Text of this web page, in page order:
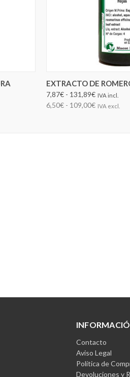
ELEGIR
EXTRACTO DE
7,87€ - 131,89€ IVA incl.
6,50€ - 109,00€ IVA excl.
Contacto
Aviso Legal
Política de
Devoluciones y